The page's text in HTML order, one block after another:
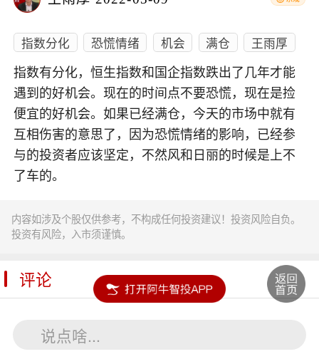
指数分化 恐慌情绪 机会 满仓 王雨厚
指数有分化，恒生指数和国企指数跌出了几年才能
遇到的好机会。现在的时间点不要恐慌，现在是捡
便宜的好机会。如果已经满仓，今天的市场中就有
互相伤害的意思了，因为恐慌情绪的影响，已经参
与的投资者应该坚定，不然风和日丽的时候是上不
了车的。
内容如涉及个股仅供参考，不构成任何投资建议！投资风险自负。
投资有风险，入市须谨慎。
评论
**财经洪登基(0953)
说点啥...